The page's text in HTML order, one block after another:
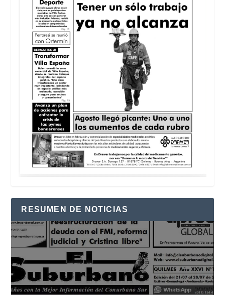
RESUMEN DE NOTICIAS
Reproductor
de
vídeo